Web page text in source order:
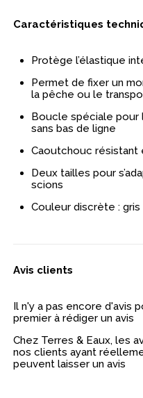
Caractéristiques
Protège l’élastique
Permet de fixer un
la pêche ou le
Boucle spéciale pour
sans bas de ligne
Caoutchouc résistant
Deux tailles pour
scions
Couleur discrète : gris
Avis clients
Il n'y a pas encore d'avis
premier à rédiger un avis
Chez Terres & Eaux, les
nos clients ayant
peuvent laisser un avis